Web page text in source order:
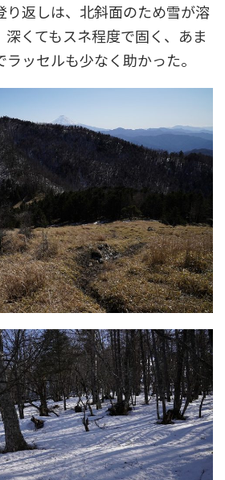
り返しは、北斜面のため雪が溶
くてもスネ程度で固く、あま
ッセルも少なく助かった。